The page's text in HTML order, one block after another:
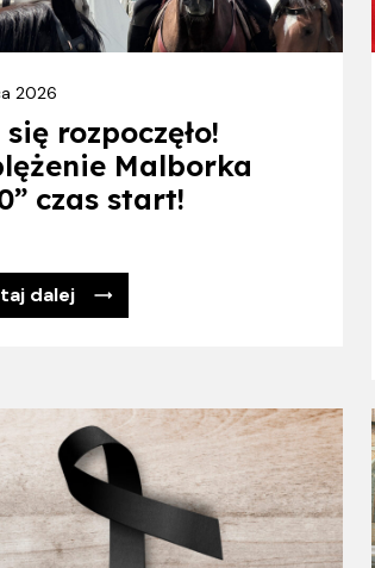
2026
rozpoczęło!
Malborka
czas start!
dalej